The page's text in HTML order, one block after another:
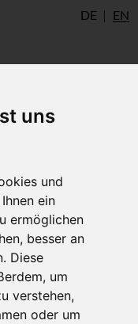
uns
und
ein
ermöglichen
besser an
Diese
um
verstehen,
oder um
DE EN
Externi
externus is a
between each
thorax. The
(plural) run
in humans
one rip to